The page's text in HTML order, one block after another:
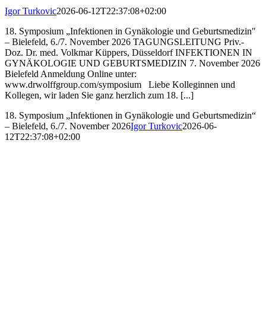
Igor Turkovic2026-06-12T22:37:08+02:00
18. Symposium „Infektionen in Gynäkologie und Geburtsmedizin"
– Bielefeld, 6./7. November 2026 TAGUNGSLEITUNG Priv.-
Doz. Dr. med. Volkmar Küppers, Düsseldorf INFEKTIONEN IN
GYNÄKOLOGIE UND GEBURTSMEDIZIN 7. November 2026
Bielefeld Anmeldung Online unter:
www.drwolffgroup.com/symposium Liebe Kolleginnen und
Kollegen, wir laden Sie ganz herzlich zum 18. [...]
18. Symposium „Infektionen in Gynäkologie und Geburtsmedizin“
– Bielefeld, 6./7. November 2026Igor Turkovic2026-06-
12T22:37:08+02:00